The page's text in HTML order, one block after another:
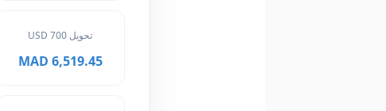
تحويل 700 USD
6,519.45 MAD